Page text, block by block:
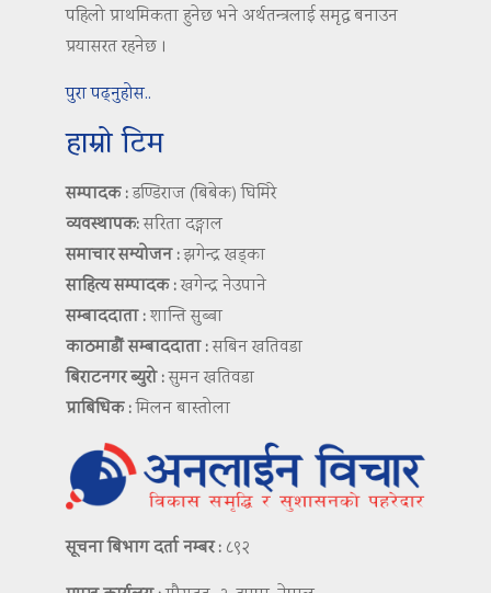
पहिलो प्राथमिकता हुनेछ भने अर्थतन्त्रलाई समृद्ध बनाउन
प्रयासरत रहनेछ ।
पुरा पढ्नुहोस..
हाम्रो टिम
सम्पादक :डण्डिराज (बिबेक) घिमिरे
व्यवस्थापक:सरिता दङ्गाल
समाचार सम्योजन :झगेन्द्र खड्का
साहित्य सम्पादक :खगेन्द्र नेउपाने
सम्बाददाता :शान्ति सुब्बा
काठमाडौं सम्बाददाता :सबिन खतिवडा
बिराटनगर ब्युरो :सुमन खतिवडा
प्राबिधिक :मिलन बास्तोला
सूचना बिभाग दर्ता नम्बर : ८९२